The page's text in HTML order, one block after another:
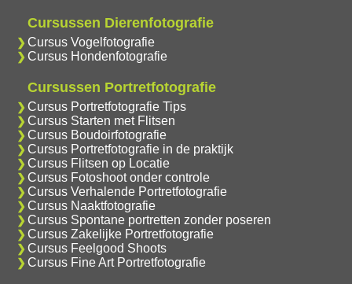
Cursussen Dierenfotografie
Cursus Vogelfotografie
Cursus Hondenfotografie
Cursussen Portretfotografie
Cursus Portretfotografie Tips
Cursus Starten met Flitsen
Cursus Boudoirfotografie
Cursus Portretfotografie in de praktijk
Cursus Flitsen op Locatie
Cursus Fotoshoot onder controle
Cursus Verhalende Portretfotografie
Cursus Naaktfotografie
Cursus Spontane portretten zonder poseren
Cursus Zakelijke Portretfotografie
Cursus Feelgood Shoots
Cursus Fine Art Portretfotografie